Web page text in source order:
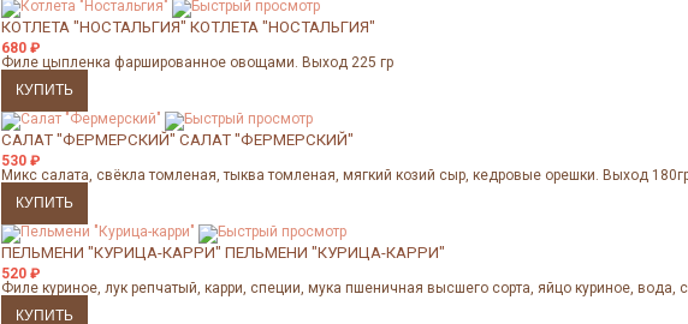
КОТЛЕТА "НОСТАЛЬГИЯ" КОТЛЕТА "НОСТАЛЬГИЯ"
680 ₽
Филе цыпленка фаршированное овощами. Выход 225 гр
САЛАТ "ФЕРМЕРСКИЙ" САЛАТ "ФЕРМЕРСКИЙ"
530 ₽
Микс салата, свёкла томленая, тыква томленая, мягкий козий сыр, кедровые орешки. Выход
ПЕЛЬМЕНИ "КУРИЦА-КАРРИ" ПЕЛЬМЕНИ "КУРИЦА-КАРРИ"
520 ₽
Филе куриное, лук репчатый, карри, специи, мука пшеничная высшего сорта, яйцо куриное, вода,